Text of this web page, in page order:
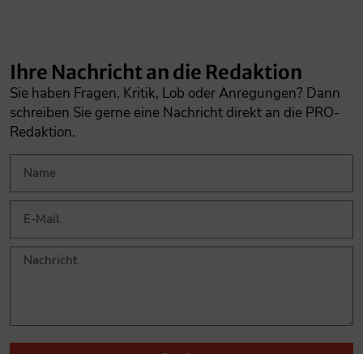
Ihre Nachricht an die Redaktion
Sie haben Fragen, Kritik, Lob oder Anregungen? Dann
schreiben Sie gerne eine Nachricht direkt an die PRO-
Redaktion.